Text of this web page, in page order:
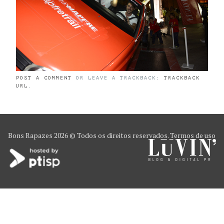
POST A COMMENT OR LEAVE A TRACKBACK: TRACKBACK
URL
Bons Rapazes 2026 © Todos os direitos reservados.Termos de uso